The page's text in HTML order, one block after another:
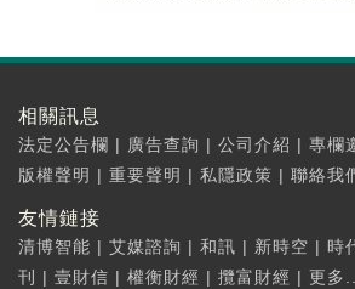
相關訊息
法定公告欄 | 廣告查詢 | 公司介紹 | 專欄
版權聲明 | 重要聲明 | 私隱政策 | 聯絡我
友情鏈接
清博智能 | 艾媒諮詢 | 和訊 | 新時空 | 時
刊
| 壹財信 | 權衡財經 | 攬富財經 | 更多